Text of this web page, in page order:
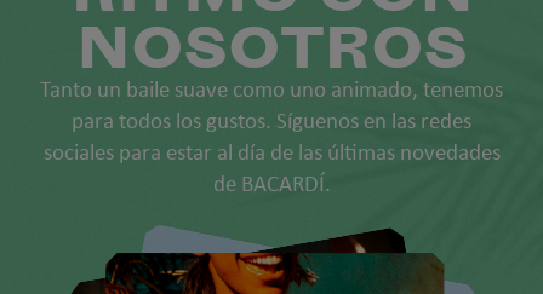
NOSOTROS
Tanto un baile suave como uno animado, tenemos
para todos los gustos. Síguenos en las redes
sociales para estar al día de las últimas novedades
de BACARDÍ.